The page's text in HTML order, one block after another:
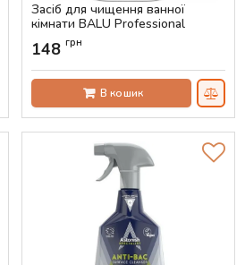
Засіб для чищення ванної
кімнати BALU Professional
Cleaner, 650 мл
Артикул:
148 грн
В кошик